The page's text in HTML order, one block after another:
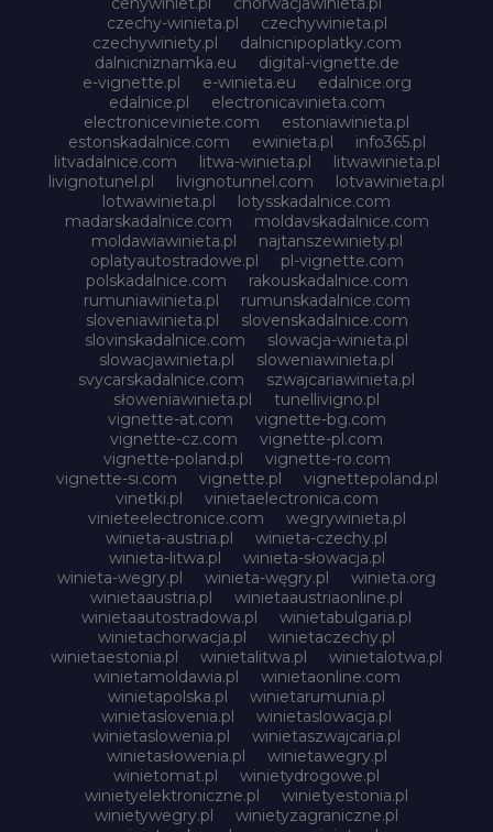
czechy-winieta.pl
czechywinieta.pl
czechywiniety.pl
dalnicnipoplatky.com
dalnicniznamka.eu
digital-vignette.de
e-vignette.pl
e-winieta.eu
edalnice.org
edalnice.pl
electronicavinieta.com
electroniceviniete.com
estoniawinieta.pl
estonskadalnice.com
ewinieta.pl
info365.pl
litvadalnice.com
litwa-winieta.pl
litwawinieta.pl
livignotunel.pl
livignotunnel.com
lotvawinieta.pl
lotwawinieta.pl
lotysskadalnice.com
madarskadalnice.com
moldavskadalnice.com
moldawiawinieta.pl
najtanszewiniety.pl
oplatyautostradowe.pl
pl-vignette.com
polskadalnice.com
rakouskadalnice.com
rumuniawinieta.pl
rumunskadalnice.com
sloveniawinieta.pl
slovenskadalnice.com
slovinskadalnice.com
slowacja-winieta.pl
slowacjawinieta.pl
sloweniawinieta.pl
svycarskadalnice.com
szwajcariawinieta.pl
słoweniawinieta.pl
tunellivigno.pl
vignette-at.com
vignette-bg.com
vignette-cz.com
vignette-pl.com
vignette-poland.pl
vignette-ro.com
vignette-si.com
vignette.pl
vignettepoland.pl
vinetki.pl
vinietaelectronica.com
vinieteelectronice.com
wegrywinieta.pl
winieta-austria.pl
winieta-czechy.pl
winieta-litwa.pl
winieta-słowacja.pl
winieta-wegry.pl
winieta-węgry.pl
winieta.org
winietaaustria.pl
winietaaustriaonline.pl
winietaautostradowa.pl
winietabulgaria.pl
winietachorwacja.pl
winietaczechy.pl
winietaestonia.pl
winietalitwa.pl
winietalotwa.pl
winietamoldawia.pl
winietaonline.com
winietapolska.pl
winietarumunia.pl
winietaslovenia.pl
winietaslowacja.pl
winietaslowenia.pl
winietaszwajcaria.pl
winietasłowenia.pl
winietawegry.pl
winietomat.pl
winietydrogowe.pl
winietyelektroniczne.pl
winietyestonia.pl
winietywegry.pl
winietyzagraniczne.pl